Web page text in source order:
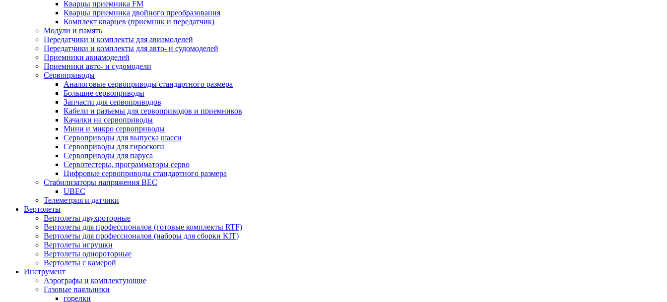
Кварцы приемника FM
Кварцы приемника двойного преобразования
Комплект кварцев (приемник и передатчик)
Модули и память
Передатчики и комплекты для авиамоделей
Передатчики и комплекты для авто- и судомоделей
Приемники авиамоделей
Приемники авто- и судомодели
Сервоприводы
Аналоговые сервоприводы стандартного размера
Большие сервоприводы
Запчасти для сервоприводов
Кабели и разъемы для сервоприводов и приемников
Качалки на сервоприводы
Мини и микро сервоприводы
Сервоприводы для выпуска шасси
Сервоприводы для гироскопа
Сервоприводы для паруса
Сервотестеры, программаторы серво
Цифровые сервоприводы стандартного размера
Стабилизаторы напряжения BEC
UBEC
Телеметрия и датчики
Вертолеты
Вертолеты двухроторные
Вертолеты для профессионалов (готовые комплекты RTF)
Вертолеты для профессионалов (наборы для сборки KIT)
Вертолеты игрушки
Вертолеты однороторные
Вертолеты с камерой
Инструмент
Аэрографы и комплектующие
Газовые паяльники
горелки